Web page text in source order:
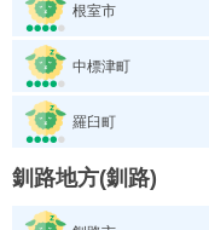
根室市
中標津町
羅臼町
釧路地方(釧路)